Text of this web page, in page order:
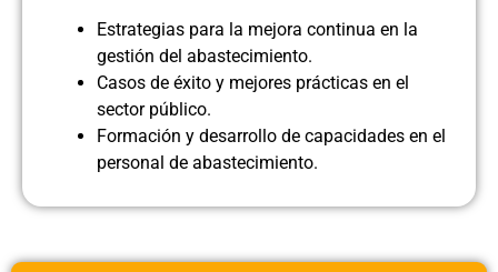
Estrategias para la mejora continua en la
gestión del abastecimiento.
Casos de éxito y mejores prácticas en el
sector público.
Formación y desarrollo de capacidades en el
personal de abastecimiento.